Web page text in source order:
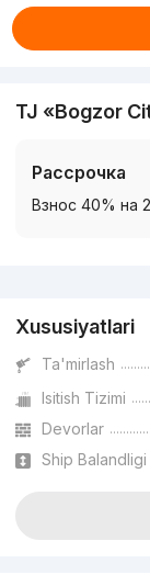
TJ «Bogzor
Рассрочка
Взнос 40% на
Xususiyatlari
Ta'mirlash
Isitish Tizimi
Devorlar
Ship Balandligi